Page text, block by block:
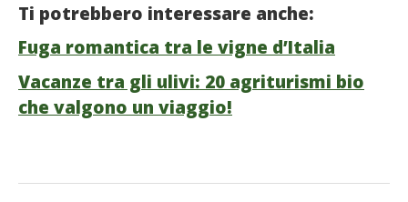
Ti potrebbero interessare anche:
Fuga romantica tra le vigne d’Italia
Vacanze tra gli ulivi: 20 agriturismi bio
che valgono un viaggio!